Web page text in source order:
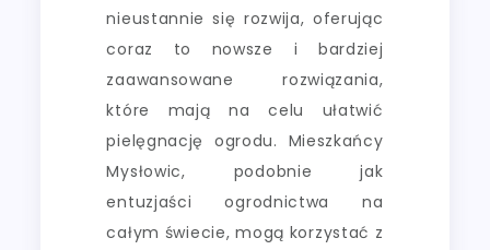
nieustannie się rozwija, oferując
coraz to nowsze i bardziej
zaawansowane rozwiązania,
które mają na celu ułatwić
pielęgnację ogrodu. Mieszkańcy
Mysłowic, podobnie jak
entuzjaści ogrodnictwa na
całym świecie, mogą korzystać z